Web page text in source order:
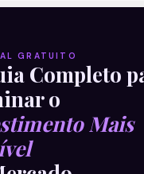
para que a
para o plenário
com
GRATUITO
Completo
o
Mais